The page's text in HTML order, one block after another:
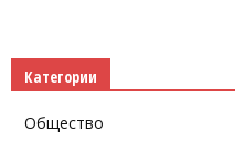
Категории
Общество